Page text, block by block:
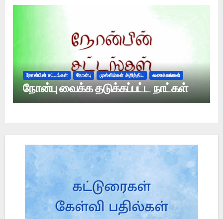
நோன்பின் சட்டங்கள் நோன்பு முஸ்லிம்கள் அறிந்திட வணக்கங்கள்
நோன்பு வைக்க தடுக்கப்பட்ட நாட்கள்